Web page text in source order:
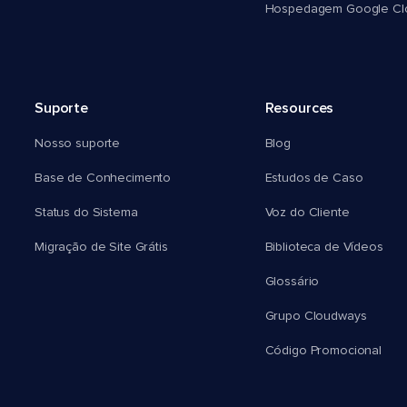
Hospedagem Google
Suporte
Nosso suporte
Base de Conhecimento
Status do Sistema
Migração de Site Grátis
Resources
Blog
Estudos de Caso
Voz do Cliente
Biblioteca de Vídeos
Glossário
Grupo Cloudways
Código Promocional